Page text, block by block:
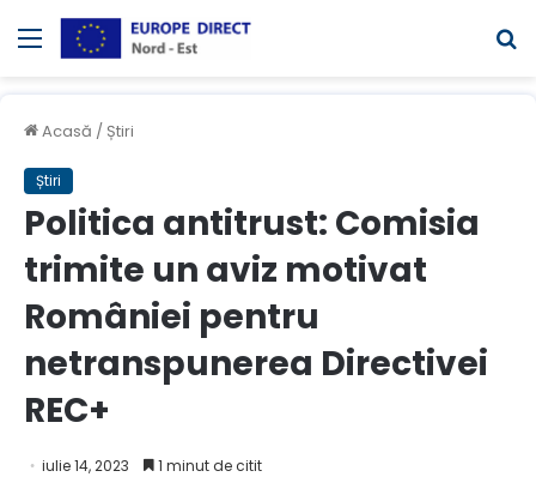
Meniul
Acasă / Știri
Știri
Politica antitrust: Comisia
trimite un aviz motivat
României pentru
netranspunerea Directivei
REC+
iulie 14, 2023 1 minut de citit